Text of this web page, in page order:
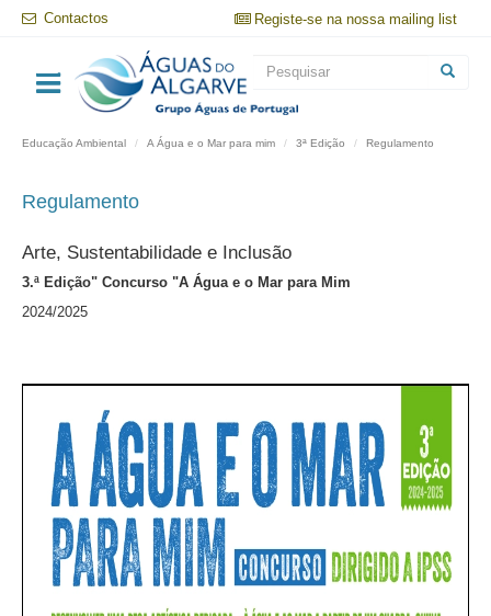
Passar
para
conteúdo
principal
Contactos Registe-se na nossa mailing list
Formulário
de
pesquisa
Pesquisar
Educação Ambiental A Água e o Mar para mim 3ª Edição Regulamento
Regulamento
Arte, Sustentabilidade e Inclusão
3.ª Edição" Concurso "A Água e o Mar para Mim
2024/2025